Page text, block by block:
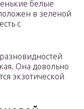
белые
в зеленой
с
Она довольно
экзотической